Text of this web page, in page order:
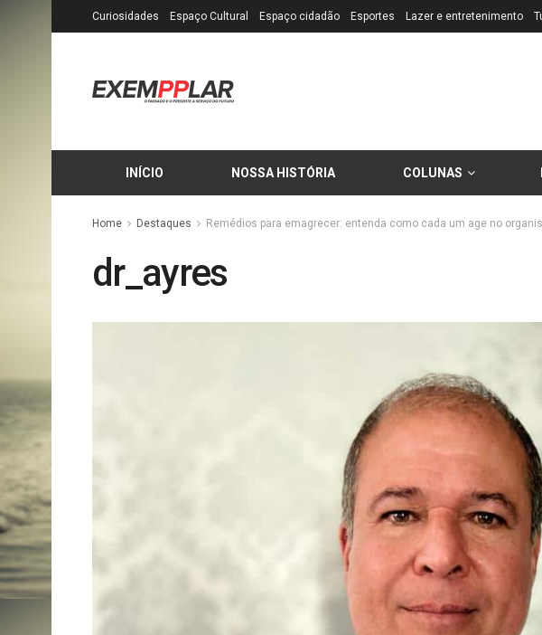
Curiosidades Espaço Cultural Espaço cidadão Esportes Lazer e entretenimento
INÍCIO NOSSA HISTÓRIA COLUNAS
Home Destaques Remédios para emagrecer: entenda como cada um age no
dr_ayres